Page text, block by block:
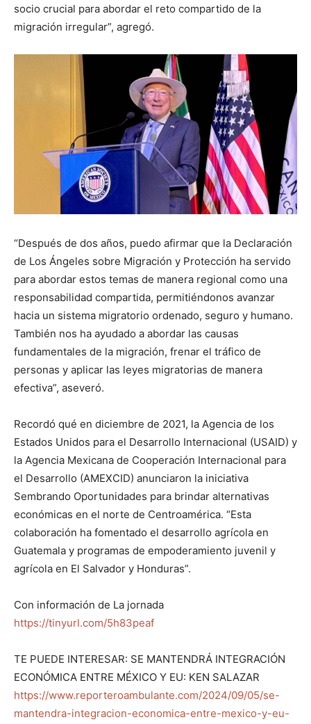
socio crucial para abordar el reto compartido de la
migración irregular”, agregó.
“Después de dos años, puedo afirmar que la Declaración
de Los Ángeles sobre Migración y Protección ha servido
para abordar estos temas de manera regional como una
responsabilidad compartida, permitiéndonos avanzar
hacia un sistema migratorio ordenado, seguro y humano.
También nos ha ayudado a abordar las causas
fundamentales de la migración, frenar el tráfico de
personas y aplicar las leyes migratorias de manera
efectiva”, aseveró.
Recordó qué en diciembre de 2021, la Agencia de los
Estados Unidos para el Desarrollo Internacional (USAID) y
la Agencia Mexicana de Cooperación Internacional para
el Desarrollo (AMEXCID) anunciaron la iniciativa
Sembrando Oportunidades para brindar alternativas
económicas en el norte de Centroamérica. “Esta
colaboración ha fomentado el desarrollo agrícola en
Guatemala y programas de empoderamiento juvenil y
agrícola en El Salvador y Honduras”.
Con información de La jornada
https://tinyurl.com/5h83peaf
TE PUEDE INTERESAR: SE MANTENDRÁ INTEGRACIÓN
ECONÓMICA ENTRE MÉXICO Y EU: KEN SALAZAR
https://www.reporteroambulante.com/2024/09/05/se-
mantendra-integracion-economica-entre-mexico-y-eu-